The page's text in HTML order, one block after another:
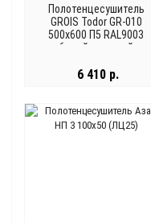
Полотенцесушитель
GROIS Todor GR-010
500х600 П5 RAL9003
белый матовый
6 410 р.